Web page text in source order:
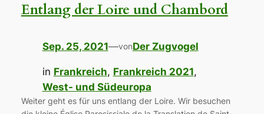
Entlang der Loire und Chambord
Sep. 25, 2021—vonDer Zugvogel
in Frankreich, Frankreich 2021
West- und Südeuropa
Weiter geht es für uns entlang der Loire. Wir besuchen